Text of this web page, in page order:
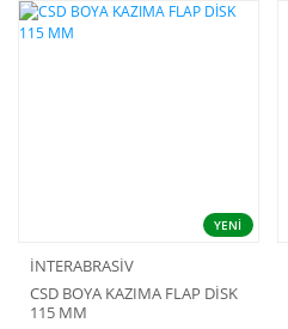
YENİ
İNTERABRASİV
CSD BOYA KAZIMA FLAP DİSK
115 MM